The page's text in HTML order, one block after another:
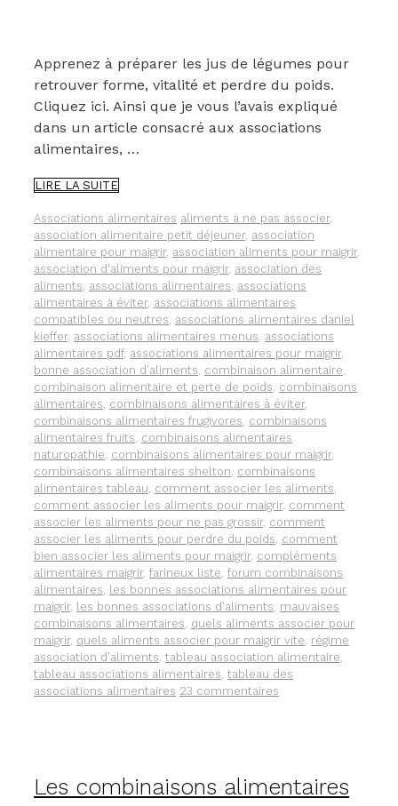
Apprenez à préparer les jus de légumes pour
retrouver forme, vitalité et perdre du poids.
Cliquez ici. Ainsi que je vous l’avais expliqué
dans un article consacré aux associations
alimentaires, …
LIRE LA SUITETHÉ
ET
JUS
DE
CITRON
:
UNE
ASSOCIATION
ALIMENTAIRE
QUI
ACCROÎT
LES
EFFETS
ANTIOXYDANTS
DU
THÉ
VERT.
Catégories
Associations alimentaires Étiquettes
aliments à ne pas associer,
association alimentaire petit déjeuner, association
alimentaire pour maigrir, association aliments pour maigrir,
association d'aliments pour maigrir, association des
aliments associations alimentaires associations
alimentaires à éviter, associations alimentaires
compatibles ou neutres associations alimentaires daniel
kieffer, associations alimentaires menus associations
alimentaires pdf, associations alimentaires pour maigrir,
bonne association d'aliments combinaison alimentaire
combinaison alimentaire et perte de poids combinaisons
alimentaires combinaisons alimentaires à éviter,
combinaisons alimentaires frugivores combinaisons
alimentaires fruits combinaisons alimentaires
naturopathie combinaisons alimentaires pour maigrir,
combinaisons alimentaires shelton combinaisons
alimentaires tableau comment associer les aliments
comment associer les aliments pour maigrir, comment
associer les aliments pour ne pas grossir, comment
associer les aliments pour perdre du poids comment
bien associer les aliments pour maigrir, compléments
alimentaires maigrir, farineux liste forum combinaisons
alimentaires les bonnes associations alimentaires pour
maigrir, les bonnes associations d'aliments mauvaises
combinaisons alimentaires quels aliments associer pour
maigrir, quels aliments associer pour maigrir vite régime
association d'aliments tableau association alimentaire
tableau associations alimentaires tableau des
associations alimentaires 23 commentaires
Les combinaisons alimentaires